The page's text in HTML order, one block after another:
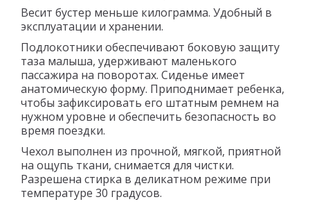
Весит бустер меньше килограмма. Удобный в
эксплуатации и хранении.
Подлокотники обеспечивают боковую защиту
таза малыша, удерживают маленького
пассажира на поворотах. Сиденье имеет
анатомическую форму. Приподнимает ребенка,
чтобы зафиксировать его штатным ремнем на
нужном уровне и обеспечить безопасность во
время поездки.
Чехол выполнен из прочной, мягкой, приятной
на ощупь ткани, снимается для чистки.
Разрешена стирка в деликатном режиме при
температуре 30 градусов.